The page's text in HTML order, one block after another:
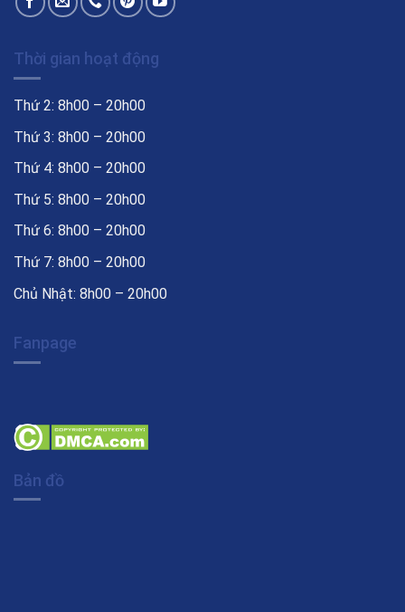
Thời gian hoạt động
Thứ 2: 8h00 – 20h00
Thứ 3: 8h00 – 20h00
Thứ 4: 8h00 – 20h00
Thứ 5: 8h00 – 20h00
Thứ 6: 8h00 – 20h00
Thứ 7: 8h00 – 20h00
Chủ Nhật: 8h00 – 20h00
Fanpage
Bản đồ